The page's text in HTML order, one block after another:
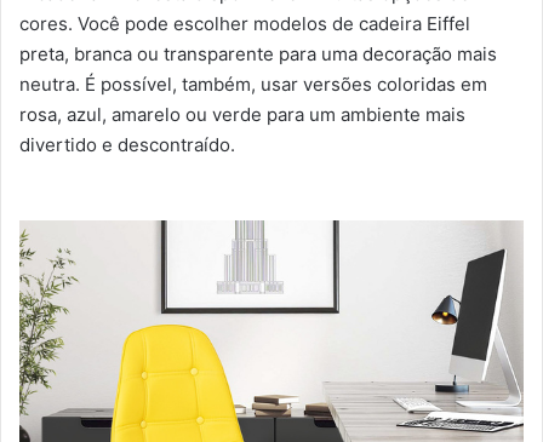
cores. Você pode escolher modelos de cadeira Eiffel
preta, branca ou transparente para uma decoração mais
neutra. É possível, também, usar versões coloridas em
rosa, azul, amarelo ou verde para um ambiente mais
divertido e descontraído.